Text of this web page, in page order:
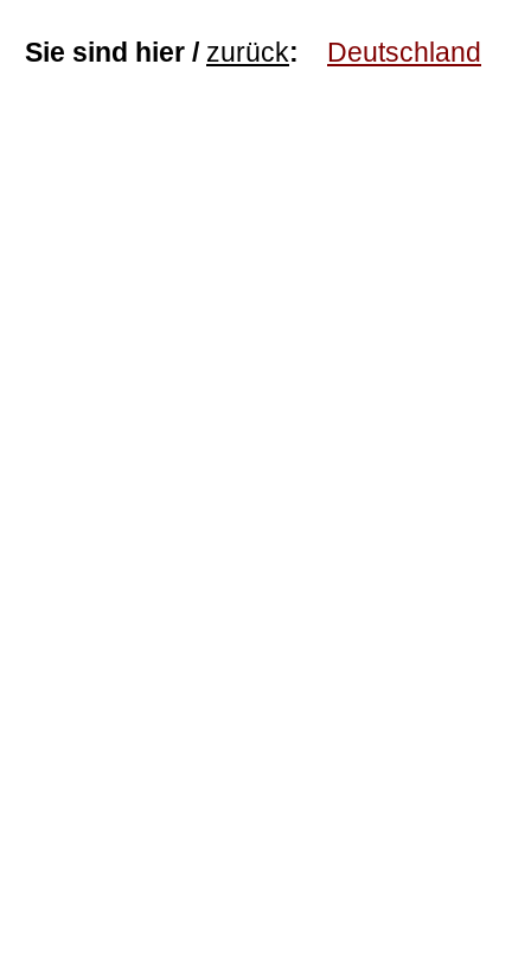
Sie sind hier / zurück: Deutschland